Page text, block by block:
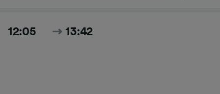
12:05 13:42